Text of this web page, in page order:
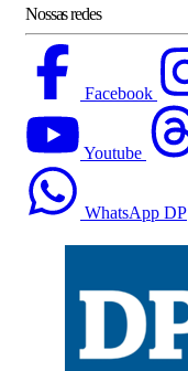
Nossas redes
Facebook
Youtube
WhatsApp DP